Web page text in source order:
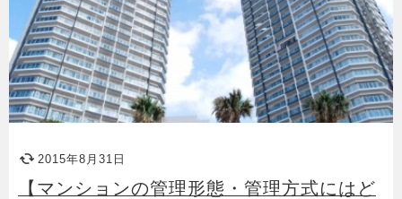
2015年8月31日
【マンションの管理形態・管理方式にはど